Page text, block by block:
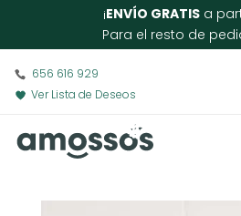
¡ENVÍO GRATIS a
Para el resto de
656 616 929
Ver Lista de Deseos